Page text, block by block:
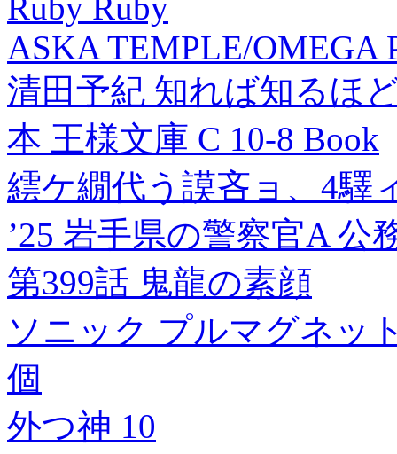
ASKA TEMPLE/OMEGA
清田予紀 知れば知るほ
本 王様文庫 C 10-8 Book
繧ケ繝代う謨吝ョ、4驛
’25 岩手県の警察官A 公
第399話 鬼龍の素顔
ソニック プルマグネッ
個
外つ神 10